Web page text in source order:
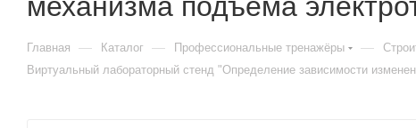
Главная — Каталог — Профессиональные тренажёры —
Виртуальный лабораторный стенд "Определение зависимости